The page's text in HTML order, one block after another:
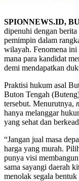
SPIONNEWS.ID,
dipenuhi dengan
pemimpin dalam
wilayah. Fenomena
mana para kandidat
demi mendapatkan
Praktisi hukum asal
Buton Tengah
tersebut. Menurutnya,
hanya melanggar
yang sehat dan
“Jangan jual masa
harga yang murah.
punya visi
sama sayangi daerah
menolak segala